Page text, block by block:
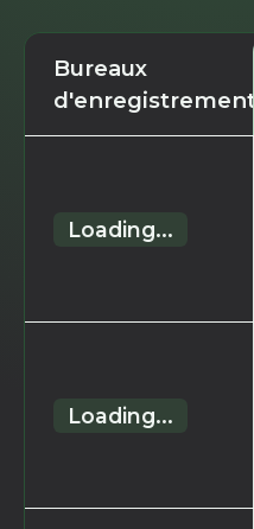
Bureaux
d'enregistrement
Loading...
Loading...